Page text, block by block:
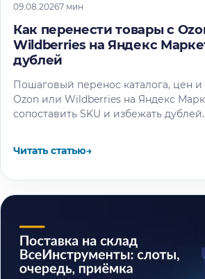
09.08.20267 мин
Как перенести товары с
Wildberries на Яндекс
дублей
Пошаговый перенос каталога, цен и
Ozon или Wildberries на Яндекс
сопоставить SKU и избежать дублей.
Читать статью→